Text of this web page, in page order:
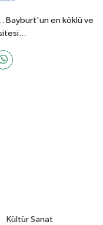
Bayburt'un en köklü ve
Kültür Sanat